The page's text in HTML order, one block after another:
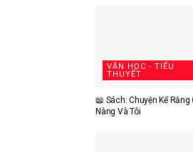
VĂN HỌC - TIỂU
THUYẾT
📖 Sách: Chuyện Kể Rằng
Nàng Và Tôi